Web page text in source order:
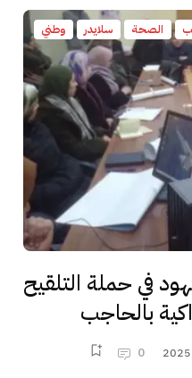
الصحة سلايدر وطني
في حملة التلقيح
بالحاجب
0